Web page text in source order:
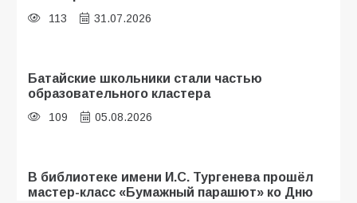
113 31.07.2026
Батайские школьники стали частью
образовательного кластера
109 05.08.2026
В библиотеке имени И.С. Тургенева прошёл
мастер-класс «Бумажный парашют» ко Дню